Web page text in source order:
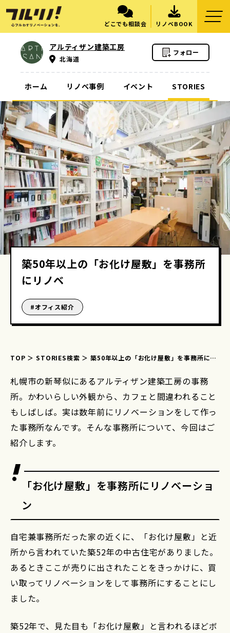
どこでも相談会 リノベBOOK
アルティザン建築工房
北海道
フォロー
ホーム リノベ事例 イベント STORIES
築50年以上の「お化け屋敷」を事務所
にリノベ
#オフィス紹介
TOP STORIES検索
築50年以上の「お化け屋敷」を事務所にリ
札幌市の新琴似にあるアルティザン建築工房の事務
所。かわいらしい外観から、カフェと間違われること
もしばしば。実は数年前にリノベーションをして作っ
た事務所なんです。そんな事務所について、今回はご
紹介します。
「お化け屋敷」を事務所にリノベーショ
ン
自宅兼事務所だった家の近くに、「お化け屋敷」と近
所から言われていた築52年の中古住宅がありました。
あるときここが売りに出されたことをきっかけに、買
い取ってリノベーションをして事務所にすることにし
ました。
築52年で、見た目も「お化け屋敷」と言われるほどボ